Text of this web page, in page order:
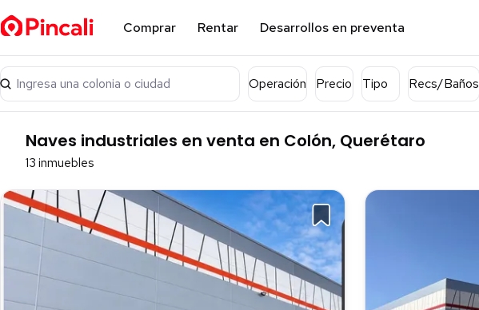
Comprar Rentar Desarrollos en preventa
Ingresa una colonia o ciudad Operación Precio Tipo Recs/Baños
Naves industriales en venta en Colón, Querétaro
13 inmuebles